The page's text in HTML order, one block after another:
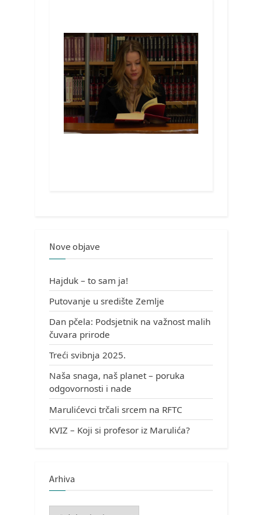
Nove objave
Hajduk – to sam ja!
Putovanje u središte Zemlje
Dan pčela: Podsjetnik na važnost malih
čuvara prirode
Treći svibnja 2025.
Naša snaga, naš planet – poruka
odgovornosti i nade
Marulićevci trčali srcem na RFTC
KVIZ – Koji si profesor iz Marulića?
Arhiva